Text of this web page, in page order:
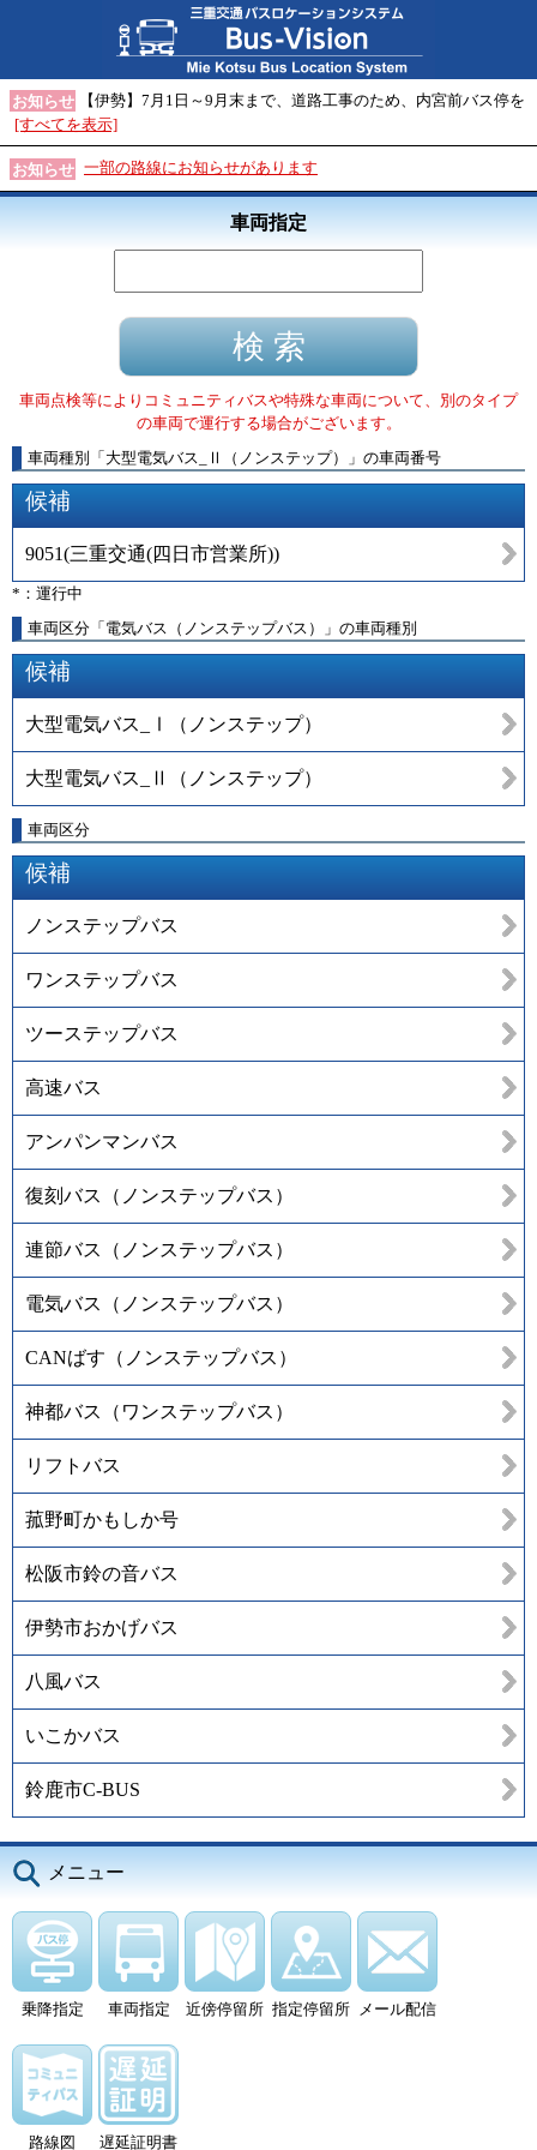
お知らせ
【伊勢】7月1日～9月末まで、道路工事のため、内宮前バス停を
[すべてを表示]
お知らせ 一部の路線にお知らせがあります
車両指定
車両点検等によりコミュニティバスや特殊な車両について、別のタイプ
の車両で運行する場合がございます。
車両種別
「 大型電気バス_Ⅱ（ノンステップ） 」 の車両番号
候補
9051(三重交通(四日市営業所))
*：運行中
車両区分「電気バス（ノンステップバス）」の車両種別
候補
大型電気バス_Ⅰ（ノンステップ）
大型電気バス_Ⅱ（ノンステップ）
車両区分
候補
ノンステップバス
ワンステップバス
ツーステップバス
高速バス
アンパンマンバス
復刻バス（ノンステップバス）
連節バス（ノンステップバス）
電気バス（ノンステップバス）
CANばす（ノンステップバス）
神都バス（ワンステップバス）
リフトバス
菰野町かもしか号
松阪市鈴の音バス
伊勢市おかげバス
八風バス
いこかバス
鈴鹿市C-BUS
メニュー
乗降指定 車両指定 近傍停留所 指定停留所 メール配信
路線図 遅延証明書